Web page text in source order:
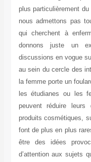
plus particulièrement
nous admettons pas
qui cherchent à
donnons juste un
discussions en vogue
au sein du cercle des
la femme porte un
les étudianes ou les
peuvent réduire leurs
produits cosmétiques,
font de plus en plus
être des idées
d’attention aux sujets